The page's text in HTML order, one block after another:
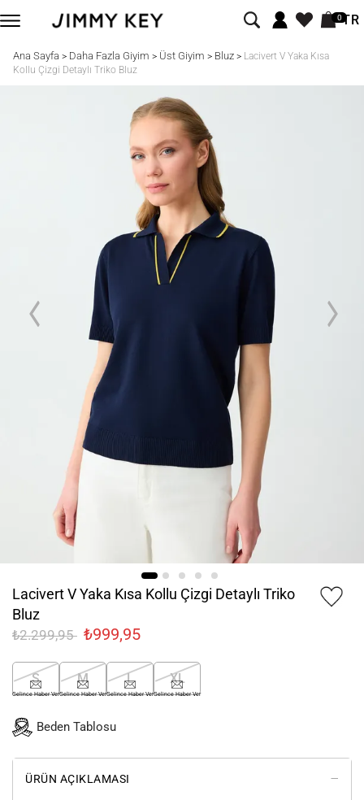
0TR
Ana Sayfa > Daha Fazla Giyim > Üst Giyim > Bluz> Lacivert V Yaka Kısa
Kollu Çizgi Detaylı Triko Bluz
Lacivert V Yaka Kısa Kollu Çizgi Detaylı Triko
Bluz
₺2.299,95 ₺999,95
S
Gelince Haber Ver
M
Gelince Haber Ver
L
Gelince Haber Ver
XL
Gelince Haber Ver
Beden Tablosu
ÜRÜN AÇIKLAMASI